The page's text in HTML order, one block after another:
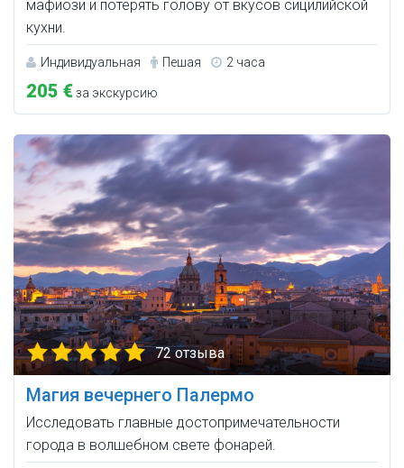
мафиози и потерять голову от вкусов сицилийской
кухни.
Индивидуальная Пешая 2 часа
205 €за экскурсию
72 отзыва
Магия вечернего Палермо
Исследовать главные достопримечательности
города в волшебном свете фонарей.